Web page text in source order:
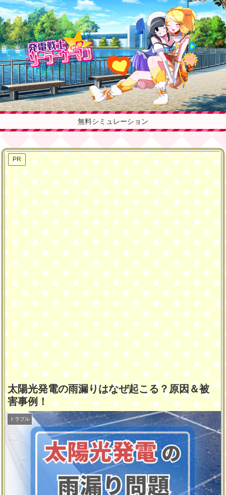
無料シミュレーション
PR
太陽光発電の雨漏りはなぜ起こる？原因＆被
害事例！
トラブル